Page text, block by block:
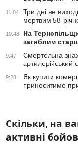
11:04
Три дні не
мертвим 58-
10:48
На
загиблим
9:47
Смертельна
артилерійський
9:28
Як купити
приноситиме
Скільки, на
активні